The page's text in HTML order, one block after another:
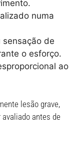
numa
sensação de
o esforço.
ao
lesão grave,
antes de